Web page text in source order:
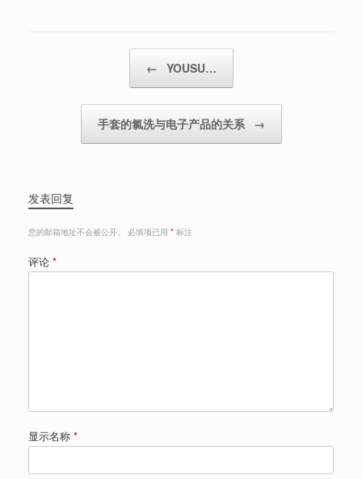
← YOUSU…
手套的氯洗与电子产品的关系 →
发表回复
您的邮箱地址不会被公开。 必填项已用 * 标注
评论 *
显示名称 *